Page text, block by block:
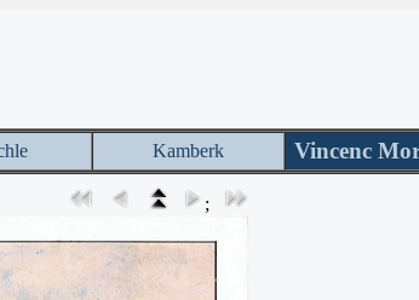
Kamberk Vincenc
;